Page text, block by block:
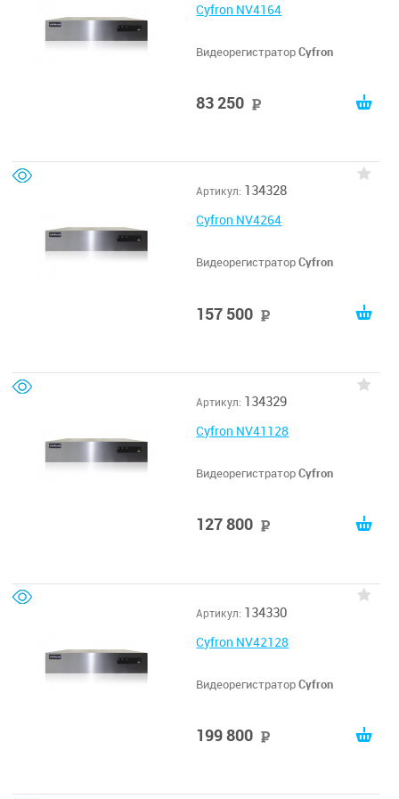
Cyfron NV4164
ВидеорегистраторCyfron
83 250
Артикул: 134328
Cyfron NV4264
ВидеорегистраторCyfron
157 500
Артикул: 134329
Cyfron NV41128
ВидеорегистраторCyfron
127 800
Артикул: 134330
Cyfron NV42128
ВидеорегистраторCyfron
199 800